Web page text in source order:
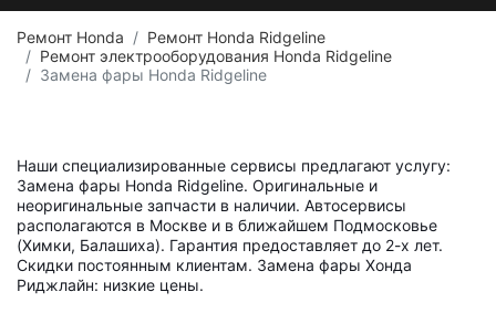
Ремонт Honda
Ремонт Honda Ridgeline
Ремонт электрооборудования Honda Ridgeline
Замена фары Honda Ridgeline
Наши специализированные сервисы предлагают услугу:
Замена фары Honda Ridgeline. Оригинальные и
неоригинальные запчасти в наличии. Автосервисы
располагаются в Москве и в ближайшем Подмосковье
(Химки, Балашиха). Гарантия предоставляет до 2-х лет.
Скидки постоянным клиентам. Замена фары Хонда
Риджлайн: низкие цены.